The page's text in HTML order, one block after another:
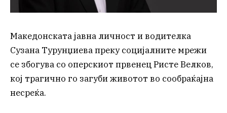
Македонската јавна личност и водителка
Сузана Турунџиева преку социјалните мрежи
се збогува со оперскиот првенец Ристе Велков,
кој трагично го загуби животот во сообраќајна
несреќа.